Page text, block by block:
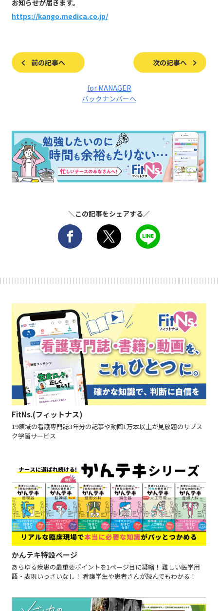
お知らせが届きます。
https://kango.medica.co.jp/
前の記事へ 次の記事へ
for MANAGER
バックナンバーへ
＼この記事をシェアする／
FitNs.(フィットナス)
19領域の看護専門誌3年分の記事や動画1万本以上が見放題のサブス
ク学習サービス
かんテキ特設ページ
あらゆる疾患の最重要ポイントを1ページ目に凝縮！ 難しい医学用
語・表現いっさいなし！ 看護学生や患者さんが読んでもわかる！